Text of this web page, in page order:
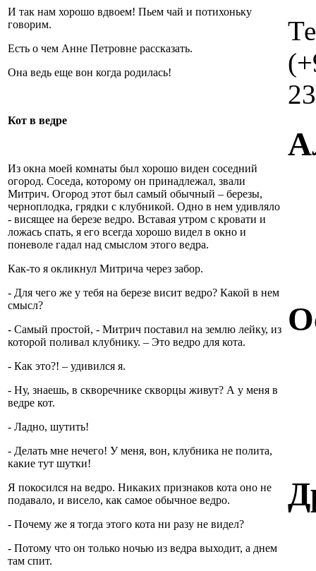
И так нам хорошо вдвоем! Пьем чай и потихоньку
говорим.
Есть о чем Анне Петровне рассказать.
Она ведь еще вон когда родилась!
Кот в ведре
Из окна моей комнаты был хорошо виден соседний
огород. Соседа, которому он принадлежал, звали
Митрич. Огород этот был самый обычный – березы,
черноплодка, грядки с клубникой. Одно в нем удивляло
- висящее на березе ведро. Вставая утром с кровати и
ложась спать, я его всегда хорошо видел в окно и
поневоле гадал над смыслом этого ведра.
Как-то я окликнул Митрича через забор.
- Для чего же у тебя на березе висит ведро? Какой в нем
смысл?
- Самый простой, - Митрич поставил на землю лейку, из
которой поливал клубнику. – Это ведро для кота.
- Как это?! – удивился я.
- Ну, знаешь, в скворечнике скворцы живут? А у меня в
ведре кот.
- Ладно, шутить!
- Делать мне нечего! У меня, вон, клубника не полита,
какие тут шутки!
Я покосился на ведро. Никаких признаков кота оно не
подавало, и висело, как самое обычное ведро.
- Почему же я тогда этого кота ни разу не видел?
- Потому что он только ночью из ведра выходит, а днем
там спит.